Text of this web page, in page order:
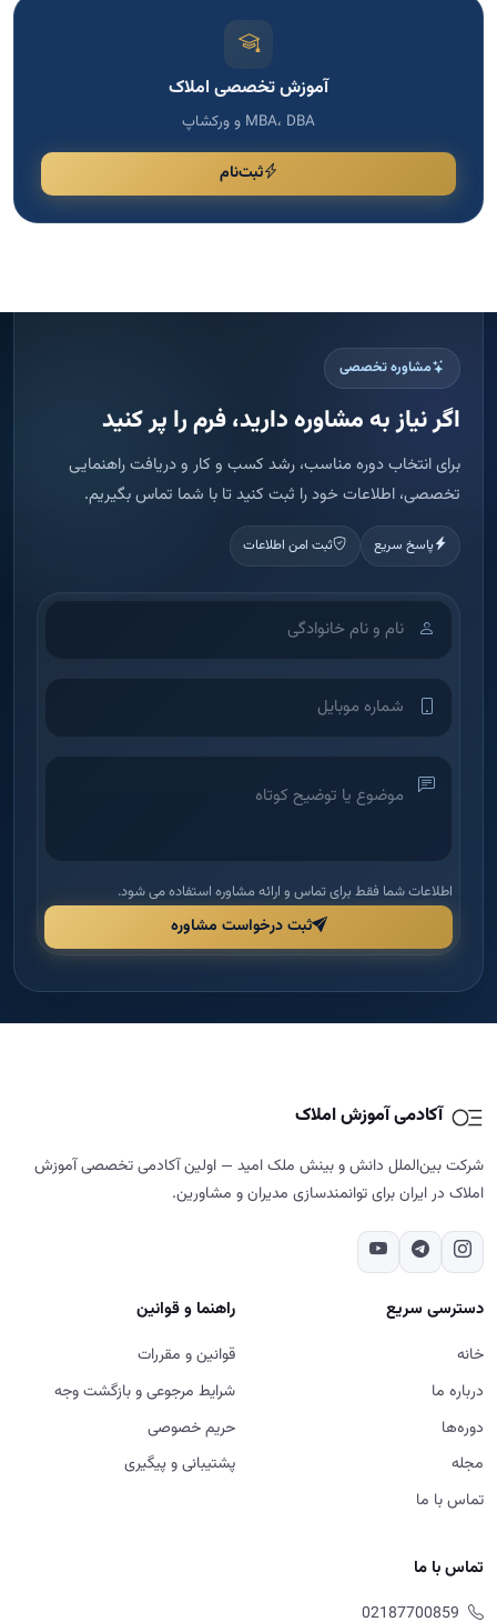
آموزش تخصصی املاک
MBA، DBA و ورکشاپ
ثبت‌نام
مشاوره تخصصی
اگر نیاز به مشاوره دارید، فرم را پر کنید
برای انتخاب دوره مناسب، رشد کسب و کار و دریافت راهنمایی
تخصصی، اطلاعات خود را ثبت کنید تا با شما تماس بگیریم.
پاسخ سریع ثبت امن اطلاعات
اطلاعات شما فقط برای تماس و ارائه مشاوره استفاده می شود.
ثبت درخواست مشاوره
آکادمی آموزش املاک
شرکت بین‌الملل دانش و بینش ملک امید — اولین آکادمی تخصصی آموزش
املاک در ایران برای توانمندسازی مدیران و مشاورین.
دسترسی سریع
خانه
درباره ما
دوره‌ها
مجله
تماس با ما
راهنما و قوانین
قوانین و مقررات
شرایط مرجوعی و بازگشت وجه
حریم خصوصی
پشتیبانی و پیگیری
تماس با ما
02187700859